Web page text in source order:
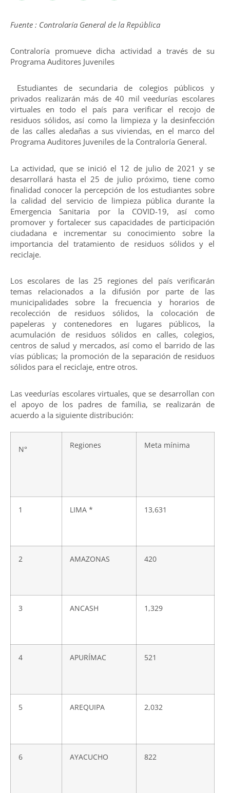
Fuente : Controlaría General de la República
Contraloría promueve dicha actividad a través de su
Programa Auditores Juveniles
Estudiantes de secundaria de colegios públicos y
privados realizarán más de 40 mil veedurías escolares
virtuales en todo el país para verificar el recojo de
residuos sólidos, así como la limpieza y la desinfección
de las calles aledañas a sus viviendas, en el marco del
Programa Auditores Juveniles de la Contraloría General.
La actividad, que se inició el 12 de julio de 2021 y se
desarrollará hasta el 25 de julio próximo, tiene como
finalidad conocer la percepción de los estudiantes sobre
la calidad del servicio de limpieza pública durante la
Emergencia Sanitaria por la COVID-19, así como
promover y fortalecer sus capacidades de participación
ciudadana e incrementar su conocimiento sobre la
importancia del tratamiento de residuos sólidos y el
reciclaje.
Los escolares de las 25 regiones del país verificarán
temas relacionados a la difusión por parte de las
municipalidades sobre la frecuencia y horarios de
recolección de residuos sólidos, la colocación de
papeleras y contenedores en lugares públicos, la
acumulación de residuos sólidos en calles, colegios,
centros de salud y mercados, así como el barrido de las
vías públicas; la promoción de la separación de residuos
sólidos para el reciclaje, entre otros.
Las veedurías escolares virtuales, que se desarrollan con
el apoyo de los padres de familia, se realizarán de
acuerdo a la siguiente distribución:
N° Regiones Meta mínima
1 LIMA * 13,631
2 AMAZONAS 420
3 ANCASH 1,329
4 APURÍMAC 521
5 AREQUIPA 2,032
6 AYACUCHO 822